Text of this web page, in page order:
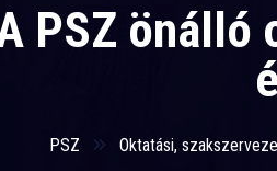
PSZ önálló
PSZ Oktatási,